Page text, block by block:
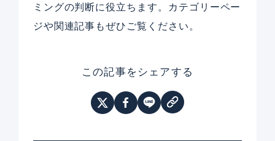
ミングの判断に役立ちます。カテゴリーペー
ジや関連記事もぜひご覧ください。
この記事をシェアする